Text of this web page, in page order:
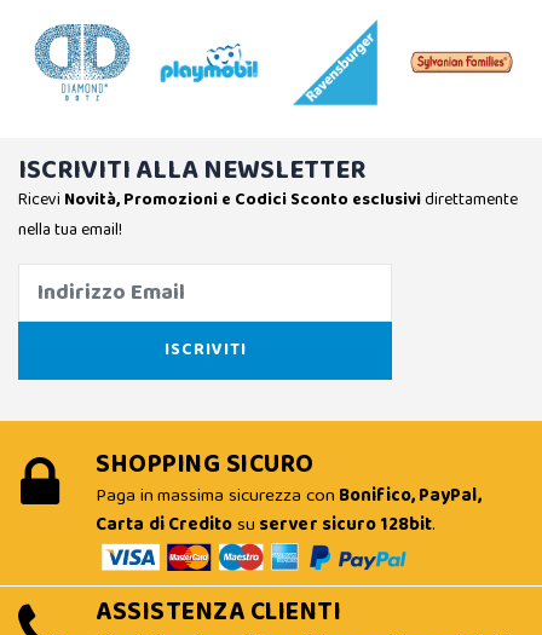
ISCRIVITI ALLA NEWSLETTER
Ricevi Novità, Promozioni e Codici Sconto esclusividirettamente
nella tua email!
SHOPPING SICURO
Paga in massima sicurezza con Bonifico, PayPal,
Carta di Creditosu server sicuro 128bit.
ASSISTENZA CLIENTI